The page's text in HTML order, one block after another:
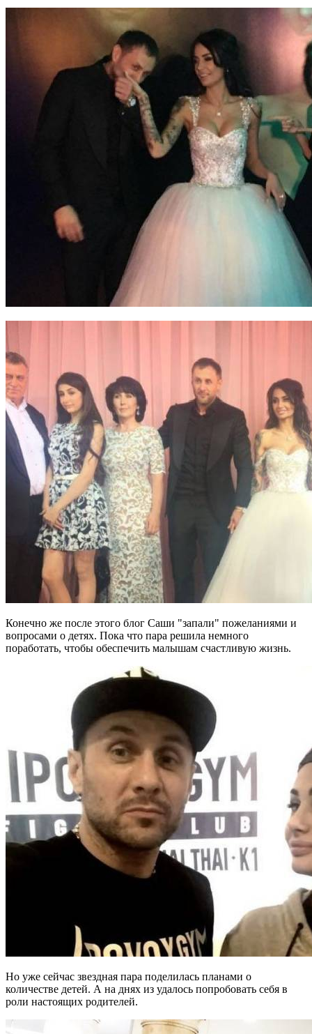
Конечно же после этого блог Саши "запали" пожеланиями и
вопросами о детях. Пока что пара решила немного
поработать, чтобы обеспечить малышам счастливую жизнь.
Но уже сейчас звездная пара поделилась планами о
количестве детей. А на днях из удалось попробовать себя в
роли настоящих родителей.